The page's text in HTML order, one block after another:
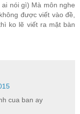
nói gì) Mà môn nghe
được viết vào đề,
ko lẽ viết ra mặt bàn
cua ban ay